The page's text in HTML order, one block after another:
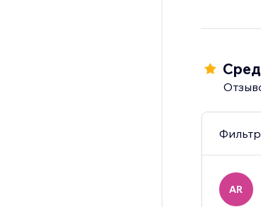
AR